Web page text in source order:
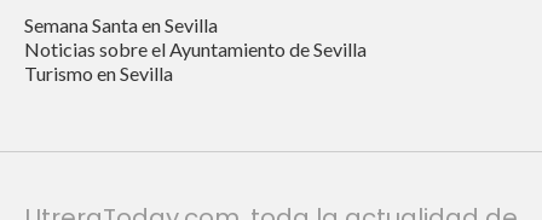
Semana Santa en Sevilla
Noticias sobre el Ayuntamiento de Sevilla
Turismo en Sevilla